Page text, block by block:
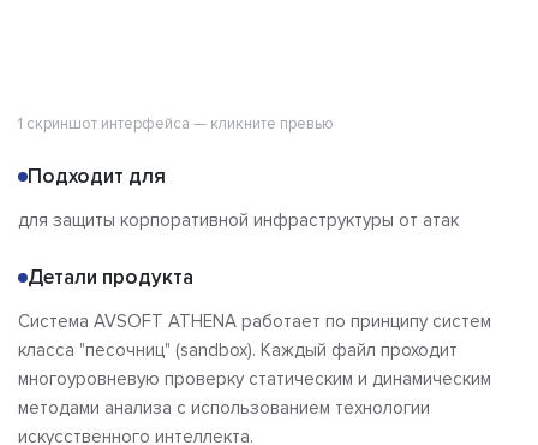
1 скриншот интерфейса — кликните превью
Подходит для
для защиты корпоративной инфраструктуры от атак
Детали продукта
Система AVSOFT ATHENA работает по принципу систем
класса "песочниц" (sandbox). Каждый файл проходит
многоуровневую проверку статическим и динамическим
методами анализа с использованием технологии
искусственного интеллекта.